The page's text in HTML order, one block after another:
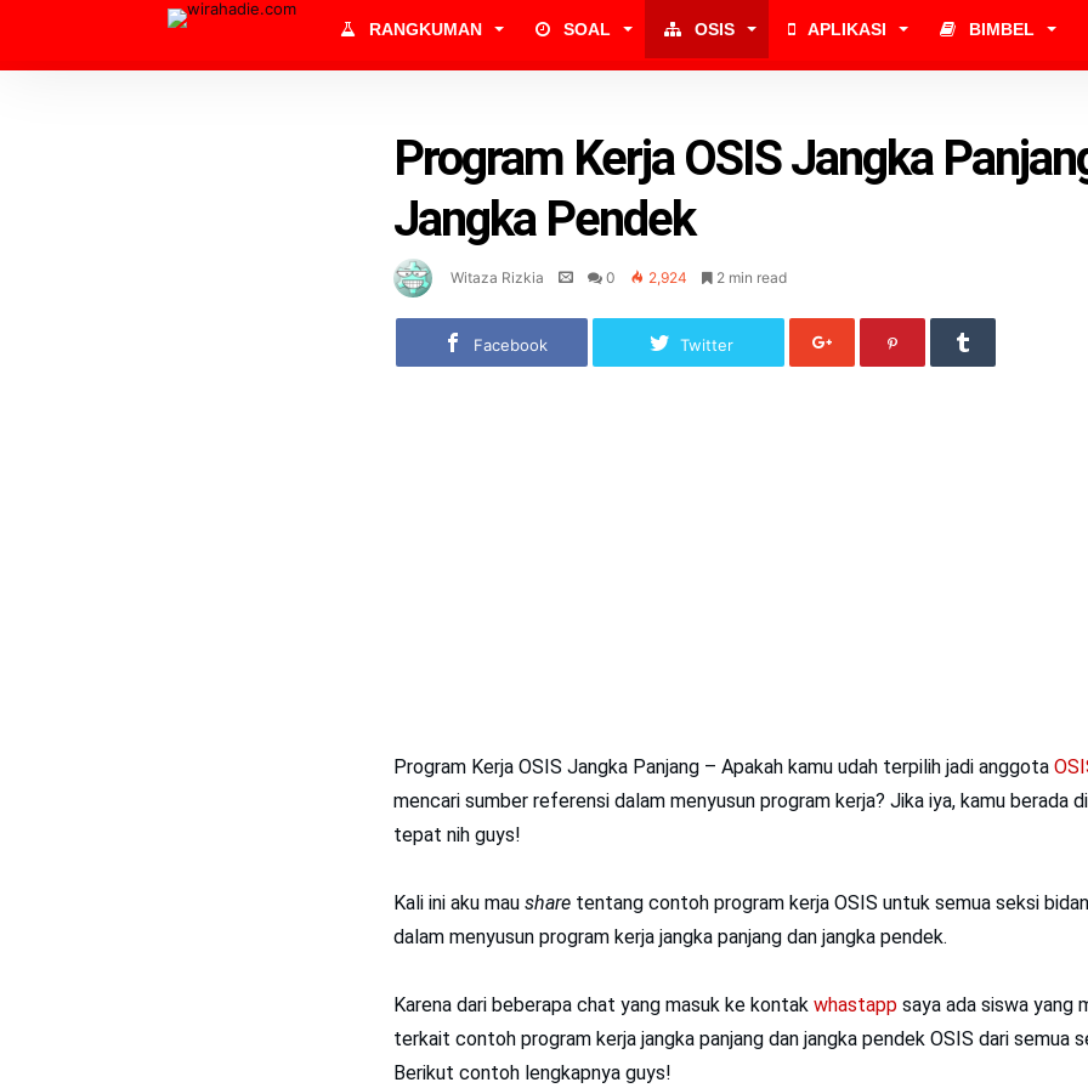
RANGKUMAN SOAL OSIS APLIKASI BIMBEL
Program Kerja OSIS Jangka
Jangka Pendek
Witaza Rizkia 0 2,924 2 min read
Facebook Twitter
Program Kerja OSIS Jangka Panjang – Apakah kamu udah terpilih jadi anggota
mencari sumber referensi dalam menyusun program kerja? Jika iya, kamu berada
tepat nih guys!
Kali ini aku mau share tentang contoh program kerja OSIS untuk semua seksi
dalam menyusun program kerja jangka panjang dan jangka pendek.
Karena dari beberapa chat yang masuk ke kontak whastapp saya ada siswa yang
terkait contoh program kerja jangka panjang dan jangka pendek OSIS dari semua
Berikut contoh lengkapnya guys!